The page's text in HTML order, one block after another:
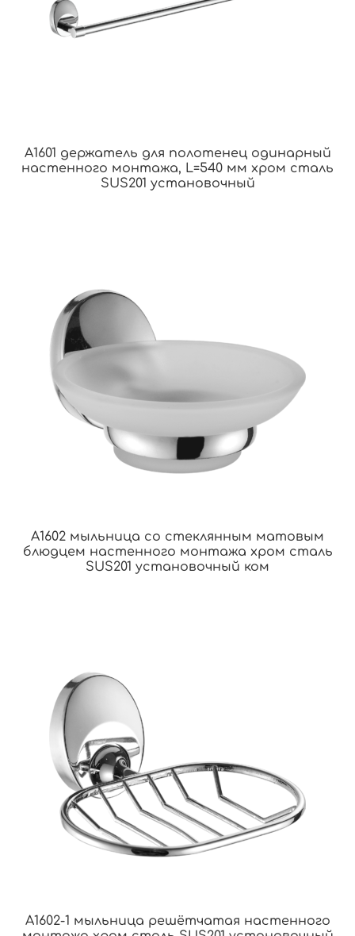
A1601 держатель для полотенец одинарный
настенного монтажа, L=540 мм хром сталь
SUS201 установочный
A1602 мыльница со стеклянным матовым
блюдцем настенного монтажа хром сталь
SUS201 установочный ком
A1602-1 мыльница решётчатая настенного